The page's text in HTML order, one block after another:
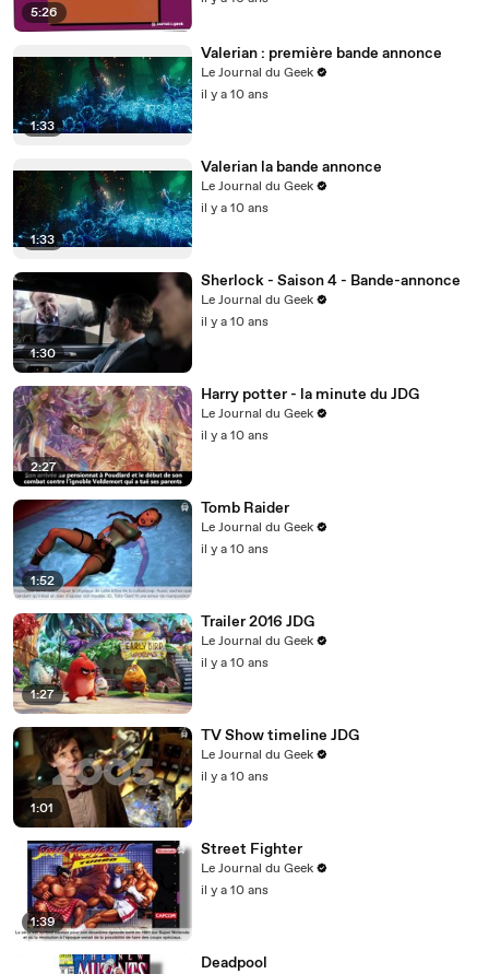
5:26
1:33
Valerian : première bande annonce
Le Journal du Geek
il y a 10 ans
1:33
Valerian la bande annonce
Le Journal du Geek
il y a 10 ans
1:30
Sherlock - Saison 4 - Bande-annonce
Le Journal du Geek
il y a 10 ans
2:27
Harry potter - la minute du JDG
Le Journal du Geek
il y a 10 ans
1:52
Tomb Raider
Le Journal du Geek
il y a 10 ans
1:27
Trailer 2016 JDG
Le Journal du Geek
il y a 10 ans
1:01
TV Show timeline JDG
Le Journal du Geek
il y a 10 ans
1:39
Street Fighter
Le Journal du Geek
il y a 10 ans
Deadpool